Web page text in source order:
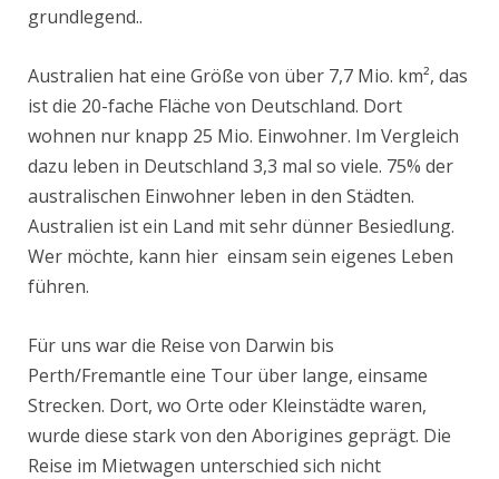
grundlegend..
Australien hat eine Größe von über 7,7 Mio. km², das
ist die 20-fache Fläche von Deutschland. Dort
wohnen nur knapp 25 Mio. Einwohner. Im Vergleich
dazu leben in Deutschland 3,3 mal so viele. 75% der
australischen Einwohner leben in den Städten.
Australien ist ein Land mit sehr dünner Besiedlung.
Wer möchte, kann hier einsam sein eigenes Leben
führen.
Für uns war die Reise von Darwin bis
Perth/Fremantle eine Tour über lange, einsame
Strecken. Dort, wo Orte oder Kleinstädte waren,
wurde diese stark von den Aborigines geprägt. Die
Reise im Mietwagen unterschied sich nicht